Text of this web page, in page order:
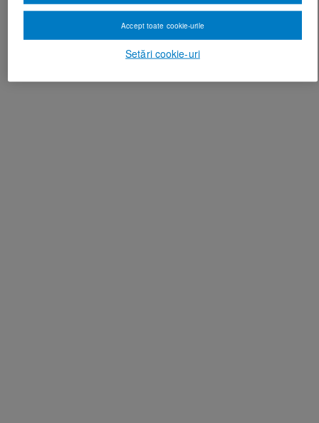
Setări cookie-uri
Accept toate cookie-urile